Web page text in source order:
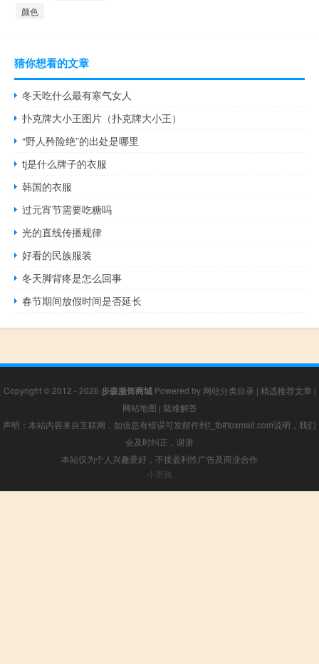
颜色
猜你想看的文章
冬天吃什么最有寒气女人
扑克牌大小王图片（扑克牌大小王）
“野人矜险绝”的出处是哪里
tj是什么牌子的衣服
韩国的衣服
过元宵节需要吃糖吗
光的直线传播规律
好看的民族服装
冬天脚背疼是怎么回事
春节期间放假时间是否延长
Copyright © 2012 - 2026 步森服饰商城Powered by 网站分类目录 | 精选推荐文章 |
网站地图 | 疑难解答
声明：本站内容来自互联网，如信息有错误可发邮件到f_fb#foxmail.com说明，我们
会及时纠正，谢谢
本站仅为个人兴趣爱好，不接盈利性广告及商业合作
小男孩